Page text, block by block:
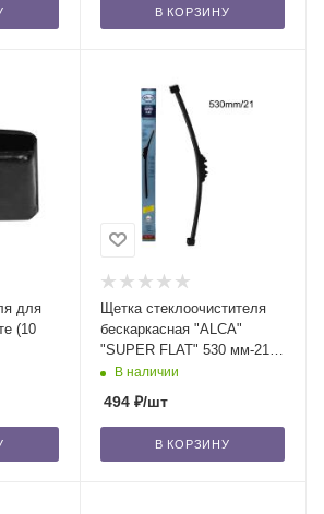
В КОРЗИНУ
для
(10
Щетка стеклоочистителя
бескаркасная "ALCA"
"SUPER FLAT" 530 мм-21"
(051) 1 шт. /50
В наличии
494₽/шт
В КОРЗИНУ